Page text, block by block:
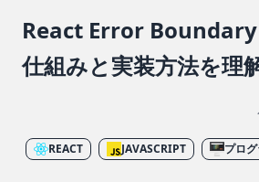
React Error Boundary
仕組みと実装方法を理
REACT JAVASCRIPT プロ